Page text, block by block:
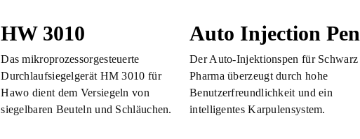
HW 3010
Das mikroprozessorgesteuerte
Durchlaufsiegelgerät HM 3010 für
Hawo dient dem Versiegeln von
siegelbaren Beuteln und Schläuchen.
Auto Injection Pen
Der Auto-Injektionspen für Schwarz
Pharma überzeugt durch hohe
Benutzerfreundlichkeit und ein
intelligentes Karpulensystem.